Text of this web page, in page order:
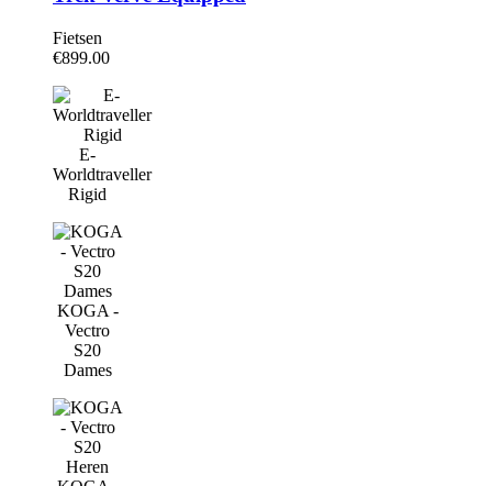
Fietsen
€899.00
E-
Worldtraveller
Rigid
KOGA -
Vectro
S20
Dames